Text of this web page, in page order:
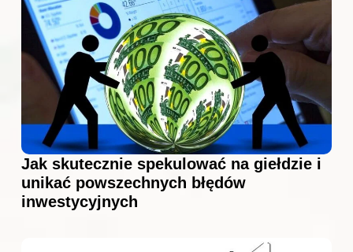
Jak skutecznie spekulować na giełdzie i
unikać powszechnych błędów
inwestycyjnych